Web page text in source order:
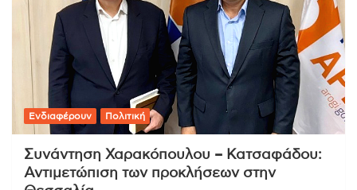
Ενδιαφέρουν Πολιτική
Συνάντηση Χαρακόπουλου – Κατσαφάδου:
Αντιμετώπιση των προκλήσεων στην